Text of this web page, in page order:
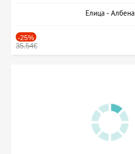
Елица - Албена
-25%
35.54€